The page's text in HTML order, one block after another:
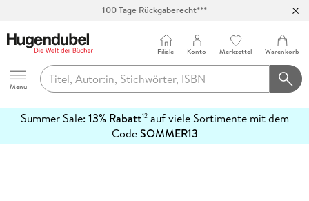
100 Tage Rückgaberecht***
Hugendubel
Menu
Filiale Konto Merkzettel Warenkorb
Summer Sale: 13% Rabatt12auf viele Sortimente mit dem
CodeSOMMER13
erfahren